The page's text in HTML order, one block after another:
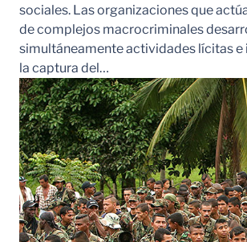
sociales. Las organizaciones que
de complejos macrocriminales
simultáneamente actividades lícitas e
la captura del…